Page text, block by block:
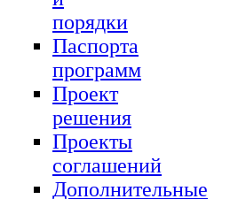
порядки
Паспорта
программ
Проект
решения
Проекты
соглашений
Дополнительные